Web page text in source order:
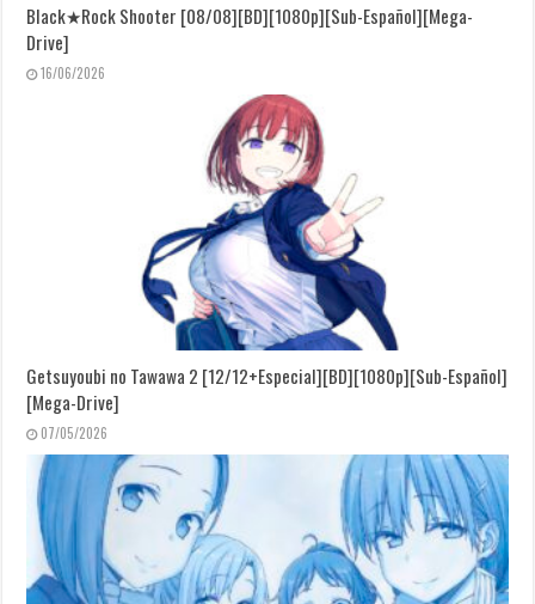
Black★Rock Shooter [08/08][BD][1080p][Sub-Español][Mega-
Drive]
16/06/2026
Getsuyoubi no Tawawa 2 [12/12+Especial][BD][1080p][Sub-Español]
[Mega-Drive]
07/05/2026